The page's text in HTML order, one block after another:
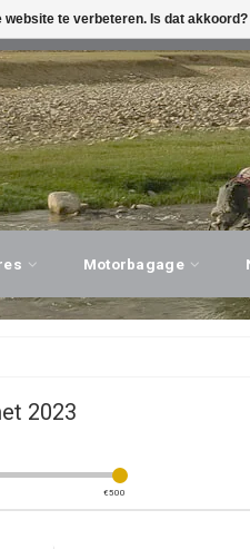
SERVICE!
Motorbagage
2023
€500
website te verbeteren. Is dat akkoord?